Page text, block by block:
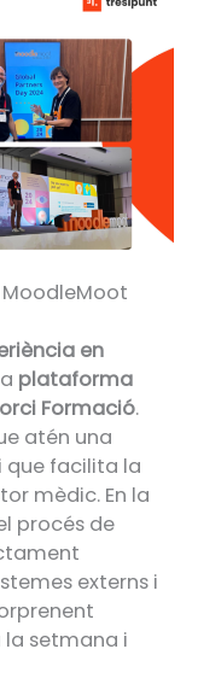
en
plataforma
Formació.
atén una
que facilita la
mèdic. En la
procés de
externs i
la setmana i